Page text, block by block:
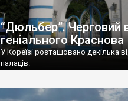
“Дюльбер”. Черговий
геніального Краснова
У Кореїзі розташовано декілька
палаців.